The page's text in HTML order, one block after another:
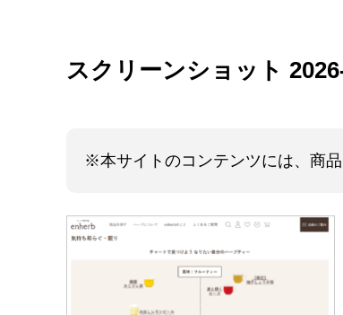
スクリーンショット
※本サイトのコンテンツには、商